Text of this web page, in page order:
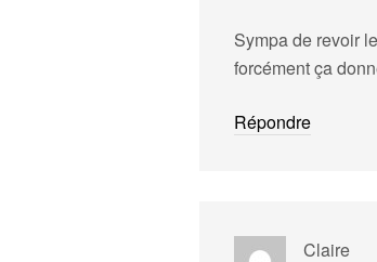
Sympa de revoir
forcément ça
Répondre
Claire